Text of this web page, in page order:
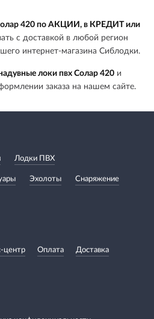
420 по АКЦИИ, в КРЕДИТ или
с доставкой в любой регион
интернет-магазина Сиблодки.
локи пвх Солар 420 и
заказа на нашем сайте.
Лодки ПВХ
Эхолоты Снаряжение
центр Оплата Доставка